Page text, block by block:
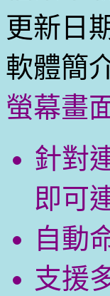
更新日
軟體簡
螢幕畫
針對
即可
自動
支援